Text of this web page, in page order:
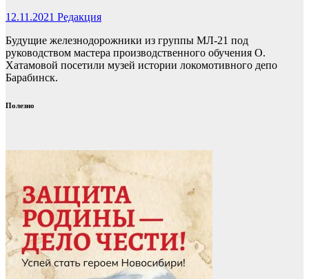
12.11.2021 Редакция
Будущие железнодорожники из группы МЛ-21 под
руководством мастера производственного обучения О.
Хатамовой посетили музей истории локомотивного депо
Барабинск.
Полезно